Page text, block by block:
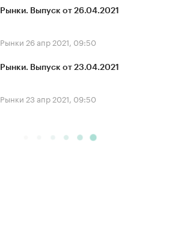
Рынки. Выпуск от 26.04.2021
Рынки 26 апр 2021, 09:50
Рынки. Выпуск от 23.04.2021
Рынки 23 апр 2021, 09:50